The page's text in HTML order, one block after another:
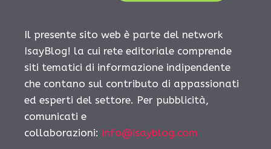
Il presente sito web è parte del network
IsayBlog! la cui rete editoriale comprende
siti tematici di informazione indipendente
che contano sul contributo di appassionati
ed esperti del settore. Per pubblicità,
comunicati e
collaborazioni: info@isayblog.com